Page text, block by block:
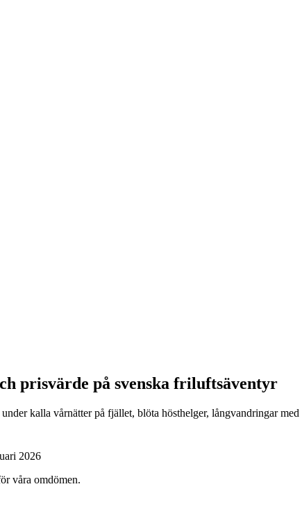
prisvärde på svenska friluftsäventyr
kalla vårnätter på fjället, blöta hösthelger, långvandringar
2026
våra omdömen.